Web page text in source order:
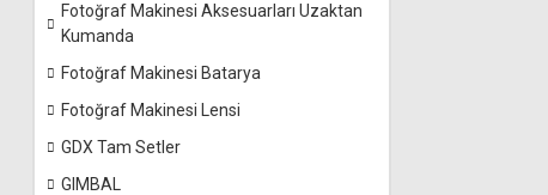
Fotoğraf Makinesi Aksesuarları Uzaktan
Kumanda
Fotoğraf Makinesi Batarya
Fotoğraf Makinesi Lensi
GDX Tam Setler
GIMBAL